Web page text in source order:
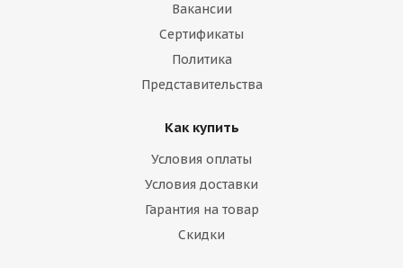
Вакансии
Сертификаты
Политика
Представительства
Как купить
Условия оплаты
Условия доставки
Гарантия на товар
Скидки